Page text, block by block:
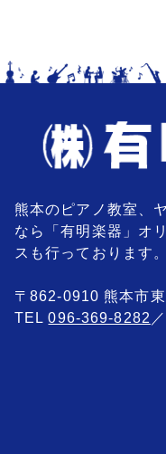
熊本のピアノ教室、
なら「有明楽器」オ
スも行っております。
〒862-0910 熊本市
TEL096-369-8282